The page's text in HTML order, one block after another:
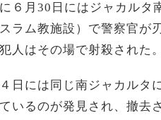
６月30日にはジャカルタ
スラム教施設）で警察官
人はその場で射殺された
日には同じ南ジャカルタ
いるのが発見され、撤去